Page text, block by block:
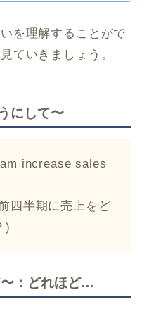
を理解することがで
ていきましょう。
にして〜
increase sales
四半期に売上をど
)
〜：どれほど…